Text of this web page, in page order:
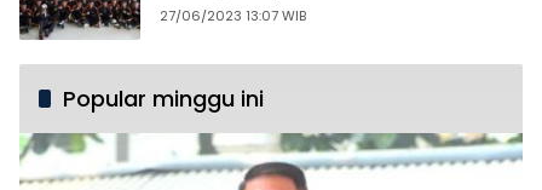
27/06/2023 13:07 WIB
Popular minggu ini